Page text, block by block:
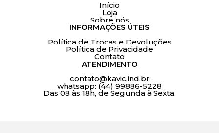
Início
Loja
Sobre nós
INFORMAÇÕES ÚTEIS
Política de Trocas e Devoluções
Política de Privacidade
Contato
ATENDIMENTO
contato@kavic.ind.br
whatsapp: (44) 99886-5228
Das 08 às 18h, de Segunda à Sexta.